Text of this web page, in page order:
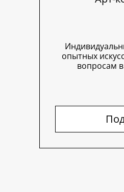
опытных
вопросам в